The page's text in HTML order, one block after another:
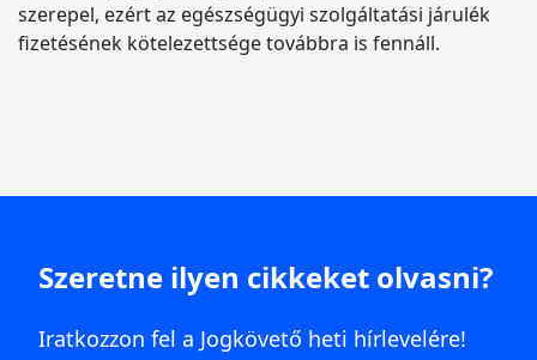
szerepel, ezért az egészségügyi szolgáltatási járulék
fizetésének kötelezettsége továbbra is fennáll.
Szeretne ilyen cikkeket olvasni?
Iratkozzon fel a Jogkövető heti hírlevelére!